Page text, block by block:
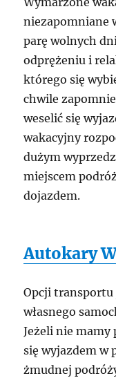
niezapomniane
parę wolnych
odprężeniu i
którego się
chwile
weselić się
wakacyjny
dużym
miejscem
dojazdem.
Autokary
Opcji transportu
własnego
Jeżeli nie mamy
się wyjazdem w
żmudnej